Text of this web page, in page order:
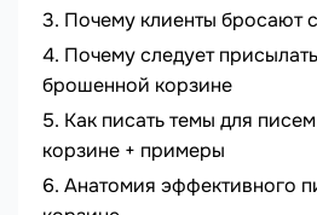
Почему клиенты бросают
Почему следует
брошенной корзине
Как писать темы для
корзине + примеры
Анатомия эффективного